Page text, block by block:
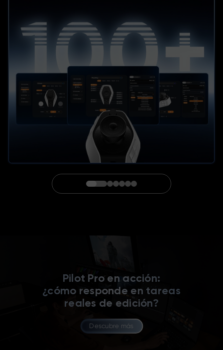
Pilot Pro en acción:
¿cómo responde en tareas
reales de edición?
Descubre más